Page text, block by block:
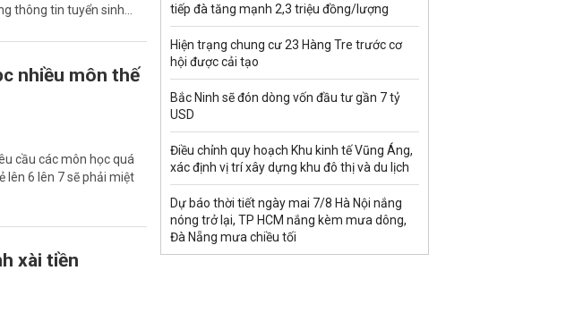
thông tin tuyển sinh...
nhiều môn thế
cầu các môn học quá
lên 6 lên 7 sẽ phải miệt
xài tiền
tiếp đà tăng mạnh 2,3 triệu đồng/lượng
Hiện trạng chung cư 23 Hàng Tre trước cơ
hội được cải tạo
Bắc Ninh sẽ đón dòng vốn đầu tư gần 7 tỷ
USD
Điều chỉnh quy hoạch Khu kinh tế Vũng Áng,
xác định vị trí xây dựng khu đô thị và du lịch
Dự báo thời tiết ngày mai 7/8 Hà Nội nắng
nóng trở lại, TP HCM nắng kèm mưa dông,
Đà Nẵng mưa chiều tối